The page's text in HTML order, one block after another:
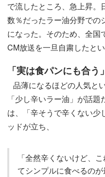
で流したところ、急上昇
数％だったラー油分野での
になった。そのため、全国
CM放送を一旦自粛したとい
「実は食パンにも合う」
品薄になるほどの人気と
「少し辛いラー油」が話
は、「辛そうで辛くない少
ッドが立ち、
「全然辛くないけど、
てシンプルに食べるのが